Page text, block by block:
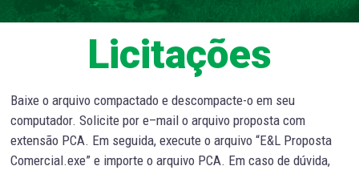
Licitações
Baixe o arquivo compactado e descompacte-o em seu
computador. Solicite por e–mail o arquivo proposta com
extensão PCA. Em seguida, execute o arquivo “E&L Proposta
Comercial.exe” e importe o arquivo PCA. Em caso de dúvida,